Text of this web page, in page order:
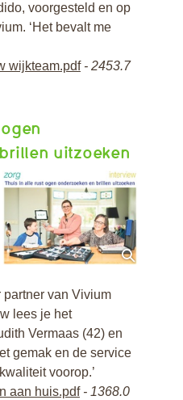
voorgesteld en op
‘Het bevalt me
wijkteam.pdf
2453.7
uitzoeken
van Vivium
lees je het
Vermaas (42) en
gemak en de service
voorop.’
aan huis.pdf
1368.0